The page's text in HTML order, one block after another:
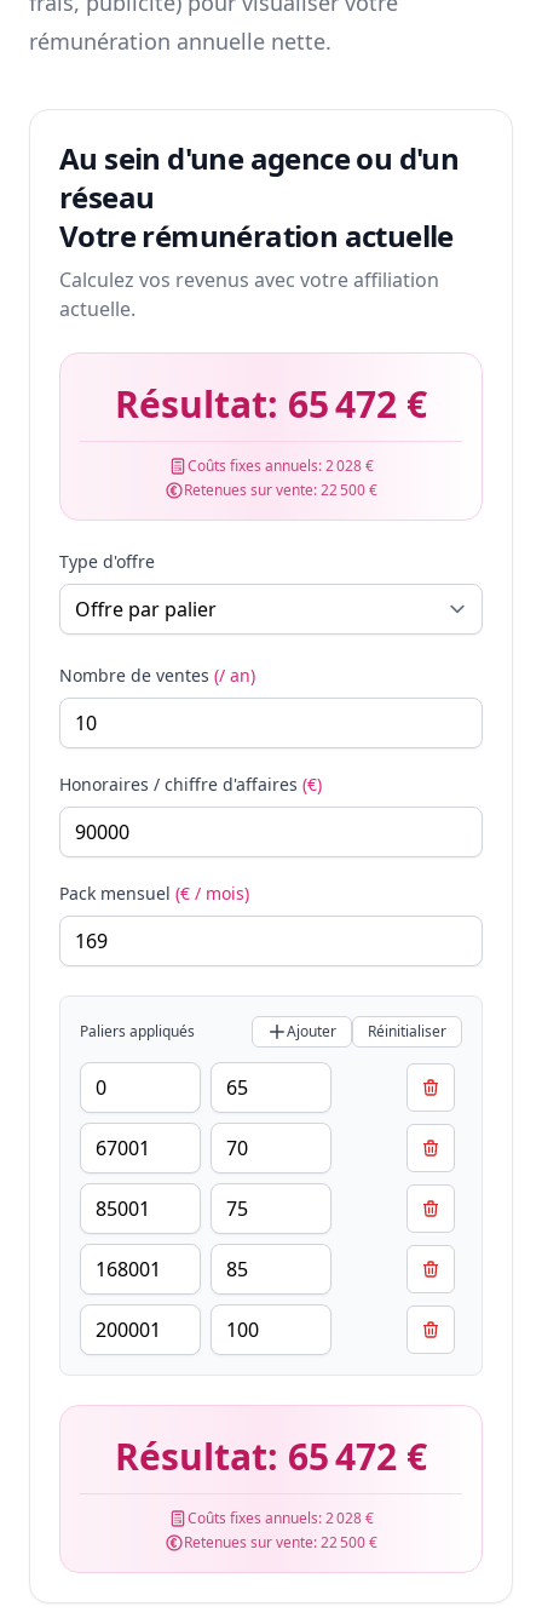
rémunération annuelle nette.
Au sein d'une agence ou d'un
réseau
Votre rémunération actuelle
Calculez vos revenus avec votre affiliation
actuelle.
Résultat: 65 472 €
Coûts fixes annuels:2 028 €
Retenues sur vente:22 500 €
Type d'offre
Nombre de ventes (/ an)
Honoraires / chiffre d'affaires (€)
Pack mensuel (€ / mois)
Paliers appliqués Ajouter Réinitialiser
Résultat: 65 472 €
Coûts fixes annuels:2 028 €
Retenues sur vente:22 500 €